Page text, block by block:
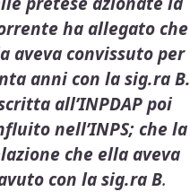
ha allegato che
aveva convissuto per
anni con la sig.ra B.
all’INPDAP poi
nell’INPS; che la
che ella aveva
con la sig.ra B.